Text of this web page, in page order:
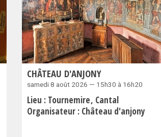
CHÂTEAU D'ANJONY
samedi 8 août 2026 — 15h30 à 16h20
Lieu : Tournemire Cantal
Organisateur : Château d'anjony